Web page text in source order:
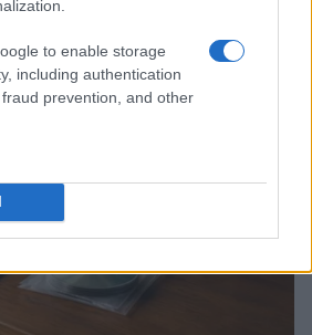
to enable storage
including authentication
prevention, and other
2026